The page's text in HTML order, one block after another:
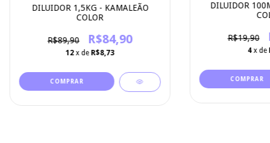
DILUIDOR 1,5KG - KAMALEÃO
COLOR
R$89,90 R$84,90
12 x de R$8,73
DILUIDOR
R$19,90
4 x de